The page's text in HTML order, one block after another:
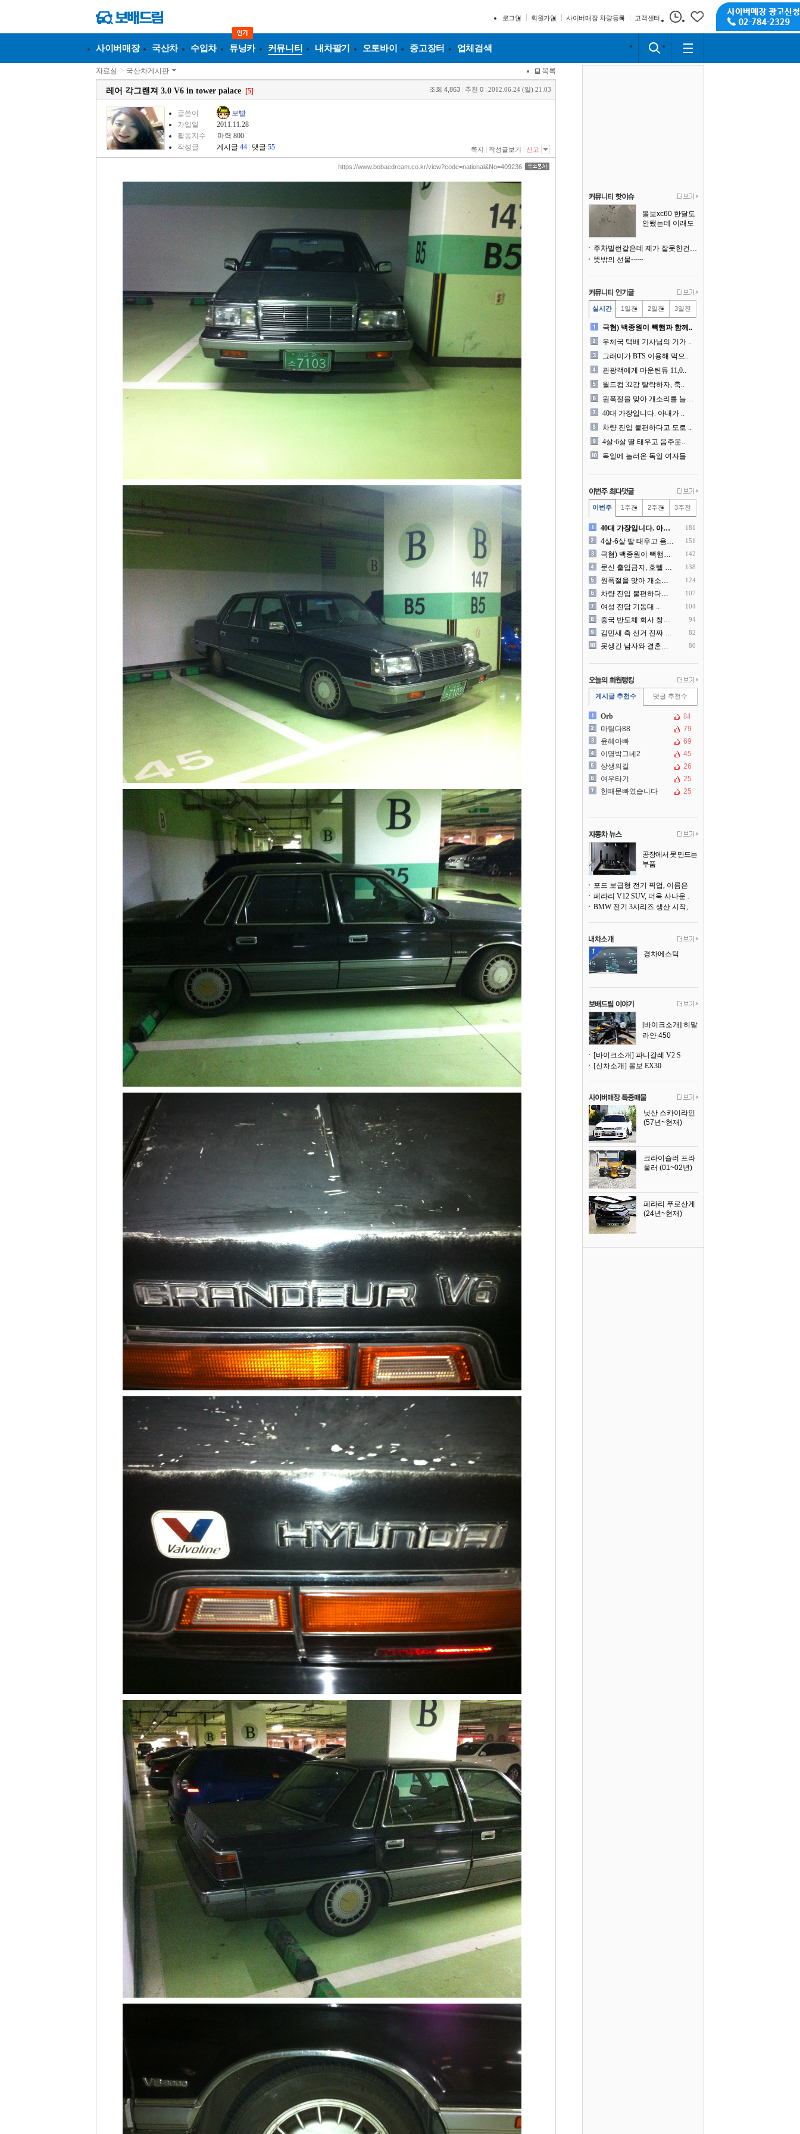
로그인 회원가입 사이버매장 차량등록 고객센터
사이버매장 국산차 수입차 튜닝카 커뮤니티 내차팔기 오토바이 중고장터 업체검색
자료실 > 국산차게시판 목록
레어 각그랜져 3.0 V6 in tower palace [5] 조회 4,863 추천 0 2012.06.24 (일) 21:03
글쓴이
보빨
가입일
2011.11.28
활동지수
마력 800
작성글
게시글 44 댓글 55 쪽지 작성글보기 신고
https://www.bobaedream.co.kr/view?code=national&No=409236
볼보xc60 한달도
안됐는데 이래도
주차빌런같은데 제가 잘못한건가요
뜻밖의 선물~~~
실시간 1일전 2일전 3일전
극혐) 백종원이 빽햄과 함께..
우체국 택배 기사님의 기가 ..
그래미가 BTS 이용해 먹으..
관광객에게 마운틴듀 11,0..
월드컵 32강 탈락하자, 축..
원폭절을 맞아 개소리를 늘어..
40대 가장입니다. 아내가 ..
차량 진입 불편하다고 도로 ..
4살·6살 딸 태우고 음주운..
독일에 놀러온 독일 여자들
이번주 1주전 2주전 3주전
40대 가장입니다. 아내가 .. 181
4살·6살 딸 태우고 음주운.. 151
극혐) 백종원이 빽햄과 함께.. 142
문신 출입금지, 호텔 헬스장.. 138
원폭절을 맞아 개소리를 늘어.. 124
차량 진입 불편하다고 도로 .. 107
여성 전담 기동대 .. 104
중국 반도체 회사 창신메모리.. 94
김민새 측 선거 진짜 더럽게.. 82
못생긴 남자와 결혼해서 후회.. 80
게시글 추천수 댓글 추천수
Orb
84
마틸다88
79
윤혜아빠
69
이명박그네2
45
상생의길
26
여우타기
25
한때문빠였습니다
25
공장에서 못 만드는
부품
어낸다
페라리 V12 SUV, 더욱 사나운 얼굴로 돌아온다
경차에스틱
[바이크소개] 히말
라얀 450
[바이크소개] 파니갈레 V2 S
[신차소개] 볼보 EX30
닛산 스카이라인
(57년~현재)
크라이슬러 프라
울러 (01~02년)
페라리 푸로산게
(24년~현재)